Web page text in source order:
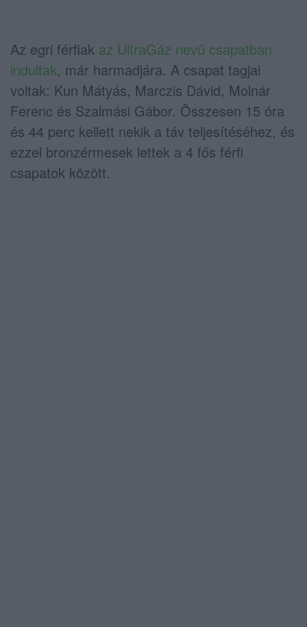
Az egri férfiak az UltraGáz nevű csapatban
indultak, már harmadjára. A csapat tagjai
voltak: Kun Mátyás, Marczis Dávid, Molnár
Ferenc és Szalmási Gábor. Összesen 15 óra
és 44 perc kellett nekik a táv teljesítéséhez, és
ezzel bronzérmesek lettek a 4 fős férfi
csapatok között.